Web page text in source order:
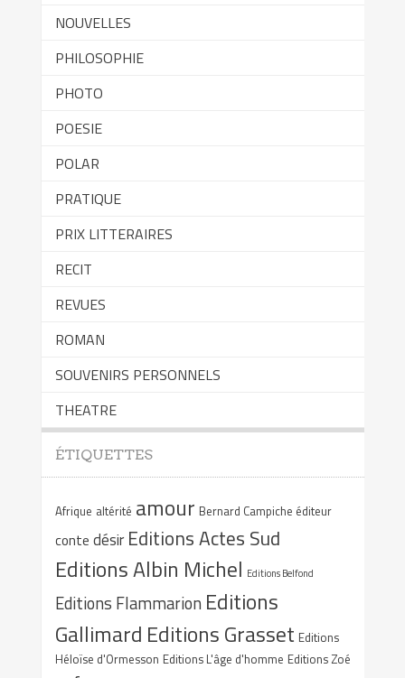
NOUVELLES
PHILOSOPHIE
PHOTO
POESIE
POLAR
PRATIQUE
PRIX LITTERAIRES
RECIT
REVUES
ROMAN
SOUVENIRS PERSONNELS
THEATRE
ÉTIQUETTES
Afrique altérité amour Bernard Campiche éditeur
conte désir Editions Actes Sud
Editions Albin Michel Editions Belfond
Editions Flammarion Editions
Gallimard Editions Grasset Editions
Héloïse d'Ormesson Editions L'âge d'homme Editions Zoé